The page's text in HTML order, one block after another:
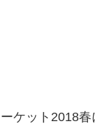
ケット2018